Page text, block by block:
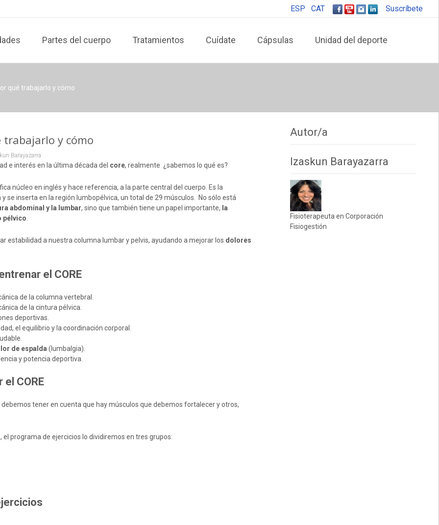
ESP CAT Suscríbete
Partes del cuerpo Tratamientos Cuídate Cápsulas Unidad del deporte
qué trabajarlo y cómo
trabajarlo y cómo
Barayazarra
e interés en la última década del core, realmente ¿sabemos lo qué es?
núcleo en inglés y hace referencia, a la parte central del cuerpo. Es la
se inserta en la región lumbopélvica, un total de 29 músculos. No sólo está
abdominal y la lumbar, sino que también tiene un papel importante, la
pélvico
estabilidad a nuestra columna lumbar y pelvis, ayudando a mejorar los dolores
el CORE
de la columna vertebral.
de la cintura pélvica.
deportivas.
el equilibrio y la coordinación corporal.
de espalda (lumbalgia).
y potencia deportiva.
CORE
debemos tener en cuenta que hay músculos que debemos fortalecer y otros,
el programa de ejercicios lo dividiremos en tres grupos:
Autor/a
Izaskun Barayazarra
Fisioterapeuta en Corporación
Fisiogestión